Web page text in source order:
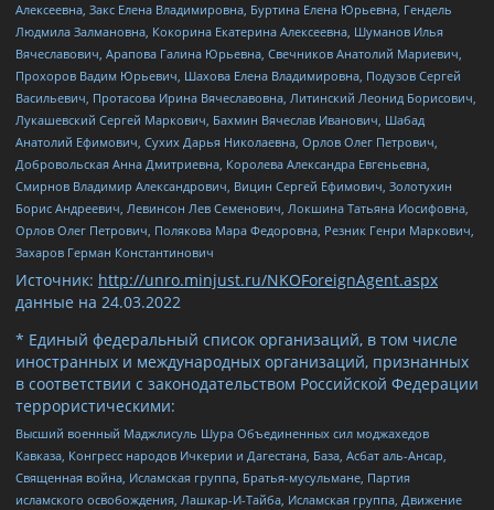
Алексеевна, Закс Елена Владимировна, Буртина Елена Юрьевна, Гендель
Людмила Залмановна, Кокорина Екатерина Алексеевна, Шуманов Илья
Вячеславович, Арапова Галина Юрьевна, Свечников Анатолий Мариевич,
Прохоров Вадим Юрьевич, Шахова Елена Владимировна, Подузов Сергей
Васильевич, Протасова Ирина Вячеславовна, Литинский Леонид Борисович,
Лукашевский Сергей Маркович, Бахмин Вячеслав Иванович, Шабад
Анатолий Ефимович, Сухих Дарья Николаевна, Орлов Олег Петрович,
Добровольская Анна Дмитриевна, Королева Александра Евгеньевна,
Смирнов Владимир Александрович, Вицин Сергей Ефимович, Золотухин
Борис Андреевич, Левинсон Лев Семенович, Локшина Татьяна Иосифовна,
Орлов Олег Петрович, Полякова Мара Федоровна, Резник Генри Маркович,
Захаров Герман Константинович
Источник: http://unro.minjust.ru/NKOForeignAgent.aspx
данные на 24.03.2022
* Единый федеральный список организаций, в том числе
иностранных и международных организаций, признанных
в соответствии с законодательством Российской Федерации
террористическими:
Высший военный Маджлисуль Шура Объединенных сил моджахедов
Кавказа, Конгресс народов Ичкерии и Дагестана, База, Асбат аль-Ансар,
Священная война, Исламская группа, Братья-мусульмане, Партия
исламского освобождения, Лашкар-И-Тайба, Исламская группа, Движение